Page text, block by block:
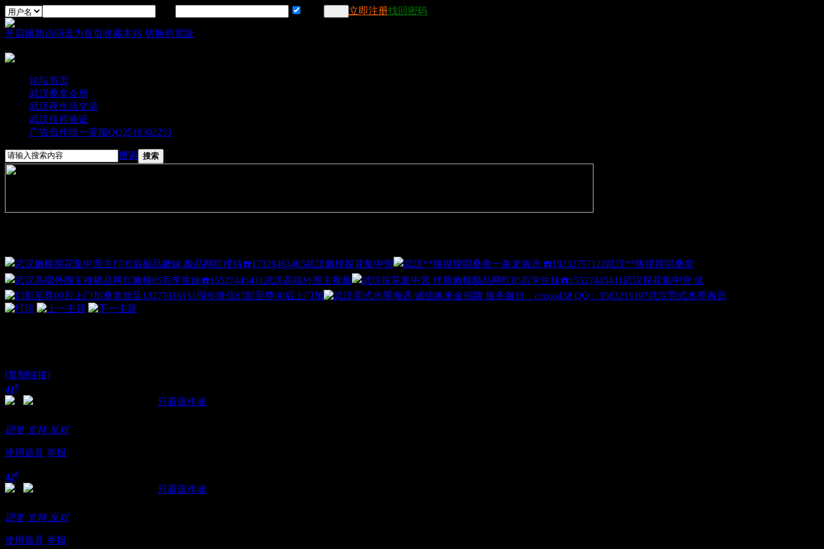
立即注册找回密码
开启辅助访问设为首页收藏本站 切换到宽版
论坛首页
武汉桑拿会所
武汉夜生活交流
武汉技师验证
广告合作唯一客服QQ2518302253
搜索 搜索
武汉嫩模探花集中营
武汉**嗨摸摸唱桑拿
武汉高端外围主推极
武汉探花集中营 优
幻影至尊00后上门加
武汉莞式水墨海选
[复制链接]
41#
只看该作者
回复 支持 反对
使用道具 举报
42#
只看该作者
回复 支持 反对
使用道具 举报